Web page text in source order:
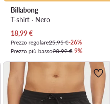
Billabong
T-shirt · Nero
Prezzo attuale
18,99€
Prezzo regolare25,95 €-26%
Prezzo più basso20,99 €-9%